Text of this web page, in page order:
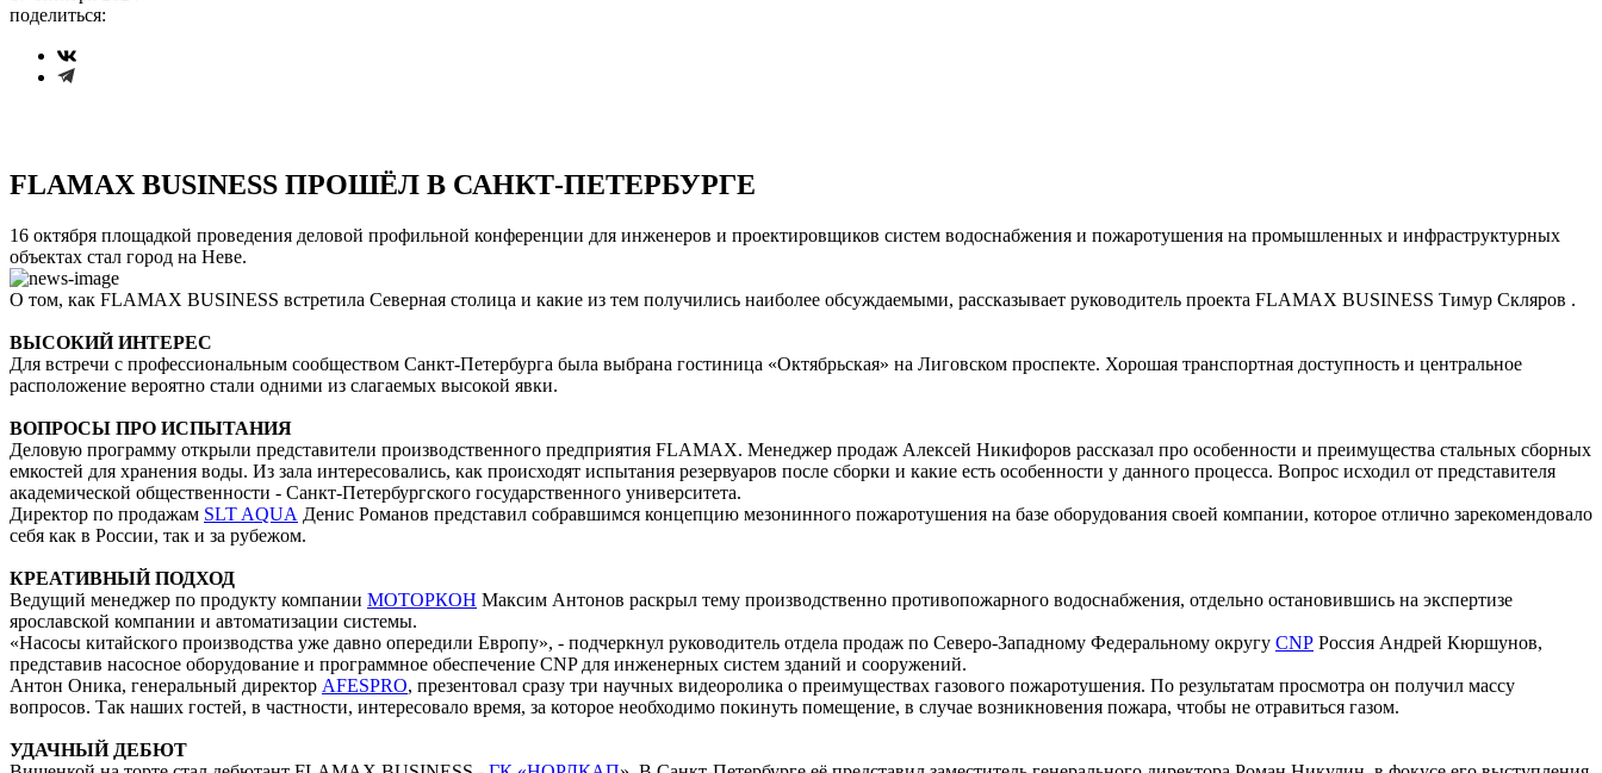
поделиться:
FLAMAX BUSINESS ПРОШЁЛ В САНКТ-ПЕТЕРБУРГЕ
16 октября площадкой проведения деловой профильной конференции для инженеров и проектировщиков систем водоснабжения и пожаротушения на промышленных и инфраструктурных
объектах стал город на Неве.
О том, как FLAMAX BUSINESS встретила Северная столица и какие из тем получились наиболее обсуждаемыми, рассказывает руководитель проекта FLAMAX BUSINESS Тимур Скляров .
ВЫСОКИЙ ИНТЕРЕС
Для встречи с профессиональным сообществом Санкт-Петербурга была выбрана гостиница «Октябрьская» на Лиговском проспекте. Хорошая транспортная доступность и центральное
расположение вероятно стали одними из слагаемых высокой явки.
ВОПРОСЫ ПРО ИСПЫТАНИЯ
Деловую программу открыли представители производственного предприятия FLAMAX. Менеджер продаж Алексей Никифоров рассказал про особенности и преимущества стальных сборных
емкостей для хранения воды. Из зала интересовались, как происходят испытания резервуаров после сборки и какие есть особенности у данного процесса. Вопрос исходил от представителя
академической общественности - Санкт-Петербургского государственного университета.
Директор по продажам SLT AQUA Денис Романов представил собравшимся концепцию мезонинного пожаротушения на базе оборудования своей компании, которое отлично зарекомендовало
себя как в России, так и за рубежом.
КРЕАТИВНЫЙ ПОДХОД
Ведущий менеджер по продукту компании МОТОРКОН Максим Антонов раскрыл тему производственно противопожарного водоснабжения, отдельно остановившись на экспертизе
ярославской компании и автоматизации системы.
«Насосы китайского производства уже давно опередили Европу», - подчеркнул руководитель отдела продаж по Северо-Западному Федеральному округу CNP Россия Андрей Кюршунов,
представив насосное оборудование и программное обеспечение СNP для инженерных систем зданий и сооружений.
Антон Оника, генеральный директор AFESPRO, презентовал сразу три научных видеоролика о преимуществах газового пожаротушения. По результатам просмотра он получил массу
вопросов. Так наших гостей, в частности, интересовало время, за которое необходимо покинуть помещение, в случае возникновения пожара, чтобы не отравиться газом.
УДАЧНЫЙ ДЕБЮТ